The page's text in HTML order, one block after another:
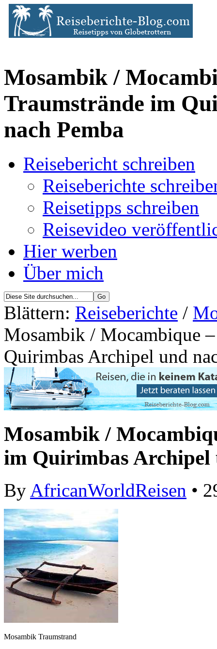
Mosambik /
Traumstrände im
nach Pemba
Reisebericht schreiben
Reiseberichte
Reisetipps schreiben
Reisevideo
Hier werben
Über mich
Blättern: Reiseberichte /
Mosambik / Mocambique
Quirimbas Archipel und
Mosambik /
im Quirimbas Archipel
By AfricanWorldReisen •
Mosambik Traumstrand